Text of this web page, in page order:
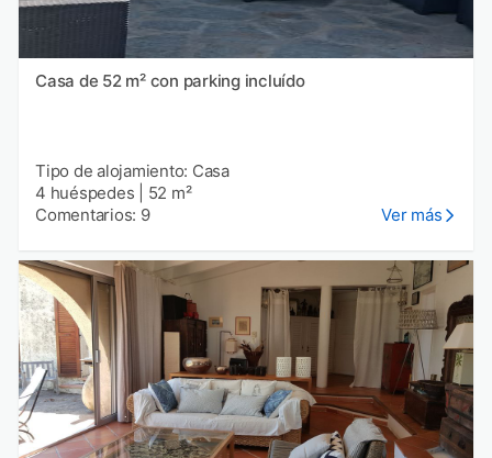
Casa de 52 m² con parking incluído
Tipo de alojamiento: Casa
4 huéspedes
52 m²
Comentarios: 9
Ver más